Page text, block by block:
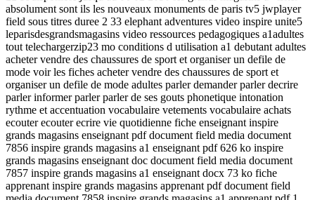
absolument sont ils les nouveaux monuments de paris tv5 jwplayer
field sous titres duree 2 33 elephant adventures video inspire unite5
leparisdesgrandsmagasins video ressources pedagogiques a1adultes
tout telechargerzip23 mo conditions d utilisation a1 debutant adultes
acheter vendre des chaussures de sport et organiser un defile de
mode voir les fiches acheter vendre des chaussures de sport et
organiser un defile de mode adultes parler demander parler decrire
parler informer parler parler de ses gouts phonetique intonation
rythme et accentuation vocabulaire vetements vocabulaire achats
ecouter ecouter ecrire vie quotidienne fiche enseignant inspire
grands magasins enseignant pdf document field media document
7856 inspire grands magasins a1 enseignant pdf 626 ko inspire
grands magasins enseignant doc document field media document
7857 inspire grands magasins a1 enseignant docx 73 ko fiche
apprenant inspire grands magasins apprenant pdf document field